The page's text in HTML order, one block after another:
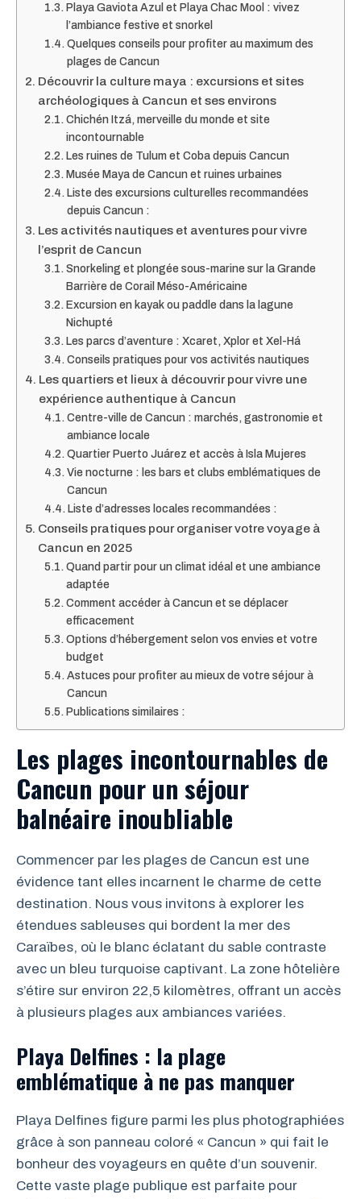
Playa Gaviota Azul et Playa Chac Mool : vivez
l’ambiance festive et snorkel
Quelques conseils pour profiter au maximum des
plages de Cancun
Découvrir la culture maya : excursions et sites
archéologiques à Cancun et ses environs
Chichén Itzá, merveille du monde et site
incontournable
Les ruines de Tulum et Coba depuis Cancun
Musée Maya de Cancun et ruines urbaines
Liste des excursions culturelles recommandées
depuis Cancun :
Les activités nautiques et aventures pour vivre
l’esprit de Cancun
Snorkeling et plongée sous-marine sur la Grande
Barrière de Corail Méso-Américaine
Excursion en kayak ou paddle dans la lagune
Nichupté
Les parcs d’aventure : Xcaret, Xplor et Xel-Há
Conseils pratiques pour vos activités nautiques
Les quartiers et lieux à découvrir pour vivre une
expérience authentique à Cancun
Centre-ville de Cancun : marchés, gastronomie et
ambiance locale
Quartier Puerto Juárez et accès à Isla Mujeres
Vie nocturne : les bars et clubs emblématiques de
Cancun
Liste d’adresses locales recommandées :
Conseils pratiques pour organiser votre voyage à
Cancun en 2025
Quand partir pour un climat idéal et une ambiance
adaptée
Comment accéder à Cancun et se déplacer
efficacement
Options d’hébergement selon vos envies et votre
budget
Astuces pour profiter au mieux de votre séjour à
Cancun
Publications similaires :
Les plages incontournables de
Cancun pour un séjour
balnéaire inoubliable
Commencer par les plages de Cancun est une
évidence tant elles incarnent le charme de cette
destination. Nous vous invitons à explorer les
étendues sableuses qui bordent la mer des
Caraïbes, où le blanc éclatant du sable contraste
avec un bleu turquoise captivant. La zone hôtelière
s’étire sur environ 22,5 kilomètres, offrant un accès
à plusieurs plages aux ambiances variées.
Playa Delfines : la plage
emblématique à ne pas manquer
Playa Delfines figure parmi les plus photographiées
grâce à son panneau coloré « Cancun » qui fait le
bonheur des voyageurs en quête d’un souvenir.
Cette vaste plage publique est parfaite pour